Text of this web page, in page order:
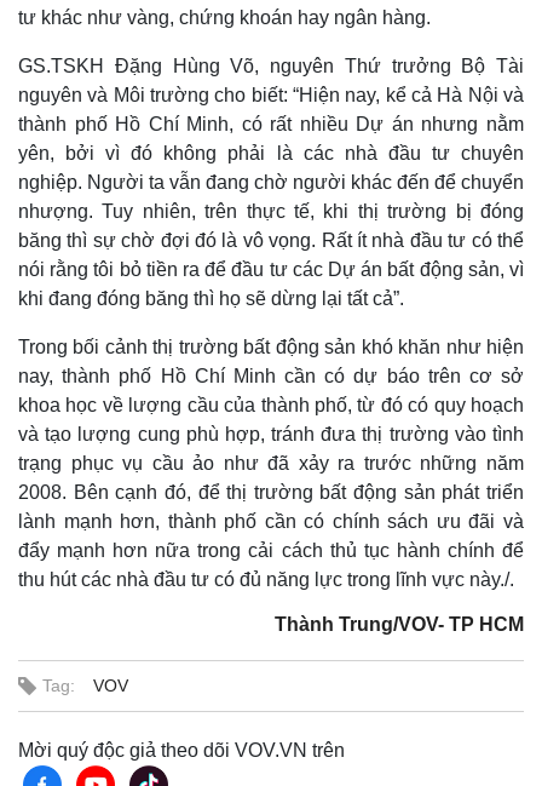
Kinh tế
tư khác như vàng, chứng khoán hay ngân hàng.
GS.TSKH Đặng Hùng Võ, nguyên Thứ trưởng Bộ Tài
nguyên và Môi trường cho biết: “Hiện nay, kể cả Hà Nội và
thành phố Hồ Chí Minh, có rất nhiều Dự án nhưng nằm
yên, bởi vì đó không phải là các nhà đầu tư chuyên
nghiệp. Người ta vẫn đang chờ người khác đến để chuyển
nhượng. Tuy nhiên, trên thực tế, khi thị trường bị đóng
băng thì sự chờ đợi đó là vô vọng. Rất ít nhà đầu tư có thể
nói rằng tôi bỏ tiền ra để đầu tư các Dự án bất động sản, vì
khi đang đóng băng thì họ sẽ dừng lại tất cả”.
Trong bối cảnh thị trường bất động sản khó khăn như hiện
nay, thành phố Hồ Chí Minh cần có dự báo trên cơ sở
khoa học về lượng cầu của thành phố, từ đó có quy hoạch
và tạo lượng cung phù hợp, tránh đưa thị trường vào tình
trạng phục vụ cầu ảo như đã xảy ra trước những năm
2008. Bên cạnh đó, để thị trường bất động sản phát triển
lành mạnh hơn, thành phố cần có chính sách ưu đãi và
đẩy mạnh hơn nữa trong cải cách thủ tục hành chính để
thu hút các nhà đầu tư có đủ năng lực trong lĩnh vực này./.
Thành Trung/VOV- TP HCM
Tag: VOV
Mời quý độc giả theo dõi VOV.VN trên